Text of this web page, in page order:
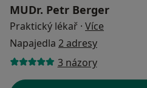
MUDr. Petr Berger
Praktický lékař · Více
Napajedla 2 adresy
3 názory